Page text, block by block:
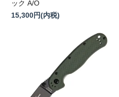
ック A/O
15,300円(内税)